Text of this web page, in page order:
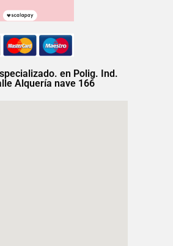
en Polig. Ind.
Alquería nave 166